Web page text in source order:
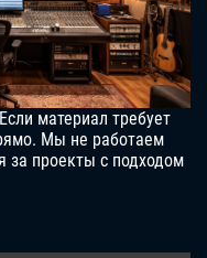
материал требует
Мы не работаем
за проекты с подходом